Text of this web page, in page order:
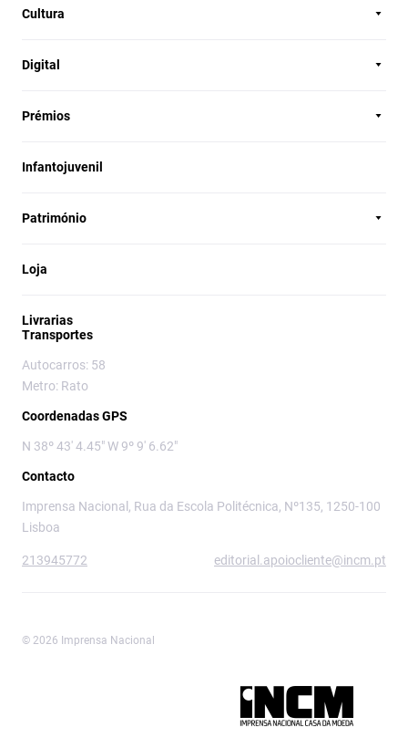
Cultura
Digital
Prémios
Infantojuvenil
Património
Loja
Livrarias
Transportes
Autocarros: 58
Metro: Rato
Coordenadas GPS
N 38º 43' 4.45" W 9º 9' 6.62"
Contacto
Imprensa Nacional, Rua da Escola Politécnica, Nº135, 1250-100
Lisboa
213945772 editorial.apoiocliente@incm.pt
© 2026 Imprensa Nacional